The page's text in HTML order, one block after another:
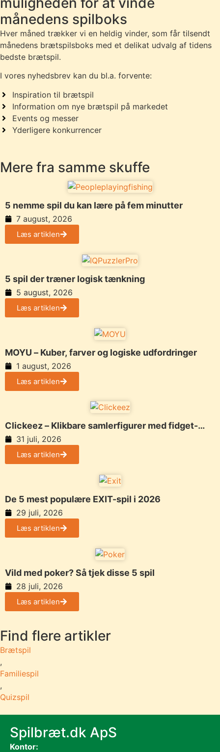
månedens spilboks
Hver måned trækker vi en heldig vinder, som får tilsendt
månedens brætspilsboks med et delikat udvalg af tidens
bedste brætspil.
I vores nyhedsbrev kan du bl.a. forvente:
Inspiration til brætspil
Information om nye brætspil på markedet
Events og messer
Yderligere konkurrencer
Mere fra samme skuffe
5 nemme spil du kan lære på fem minutter
7 august, 2026
Læs artiklen
5 spil der træner logisk tænkning
5 august, 2026
Læs artiklen
MOYU – Kuber, farver og logiske udfordringer
1 august, 2026
Læs artiklen
Clickeez – Klikbare samlerfigurer med fidget-
funktion og personlig stil
31 juli, 2026
Læs artiklen
De 5 mest populære EXIT-spil i 2026
29 juli, 2026
Læs artiklen
Vild med poker? Så tjek disse 5 spil
28 juli, 2026
Læs artiklen
Find flere artikler
Brætspil
,
Familiespil
,
Quizspil
Spilbræt.dk ApS
Kontor: